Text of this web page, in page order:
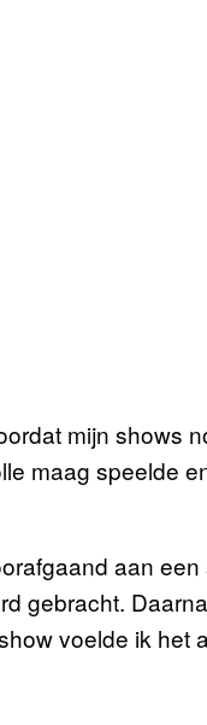
mijn shows
maag speelde
aan
gebracht.
voelde ik het